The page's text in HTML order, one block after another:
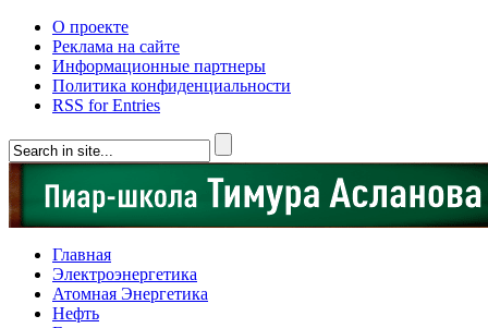
О проекте
Реклама на сайте
Информационные партнеры
Политика конфиденциальности
RSS for Entries
Главная
Электроэнергетика
Атомная Энергетика
Нефть